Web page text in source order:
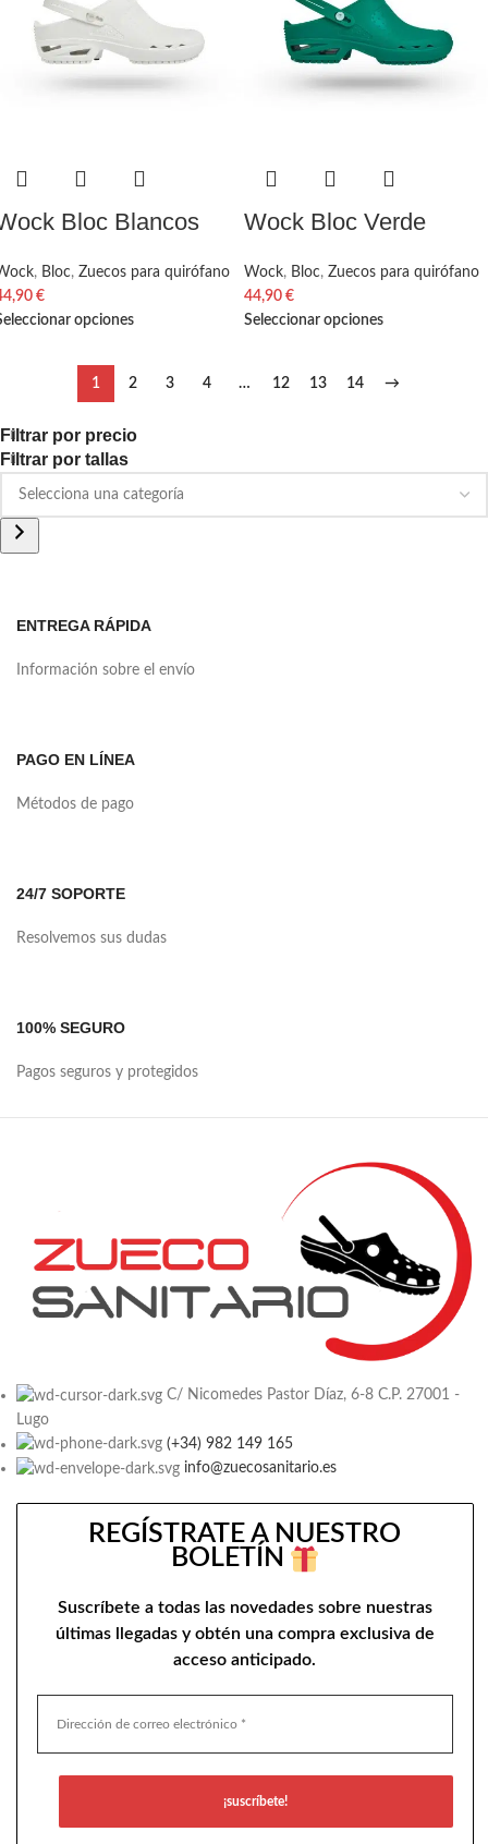
Filtrar por precio
Filtrar por tallas
Bloc Blancos
, Bloc, Zuecos para quirófano
€
opciones
Wock Bloc Verde
Wock, Bloc, Zuecos para quirófano
44,90 €
Seleccionar opciones
1 2 3 4 … 12 13 14 →
ENTREGA RÁPIDA
Información sobre el envío
PAGO EN LÍNEA
Métodos de pago
24/7 SOPORTE
Resolvemos sus dudas
100% SEGURO
Pagos seguros y protegidos
C/ Nicomedes Pastor Díaz, 6-8 C.P. 27001 -
Lugo
(+34) 982 149 165
info@zuecosanitario.es
REGÍSTRATE A NUESTRO
BOLETÍN
Suscríbete a todas las novedades sobre nuestras
últimas llegadas y obtén una compra exclusiva de
acceso anticipado.